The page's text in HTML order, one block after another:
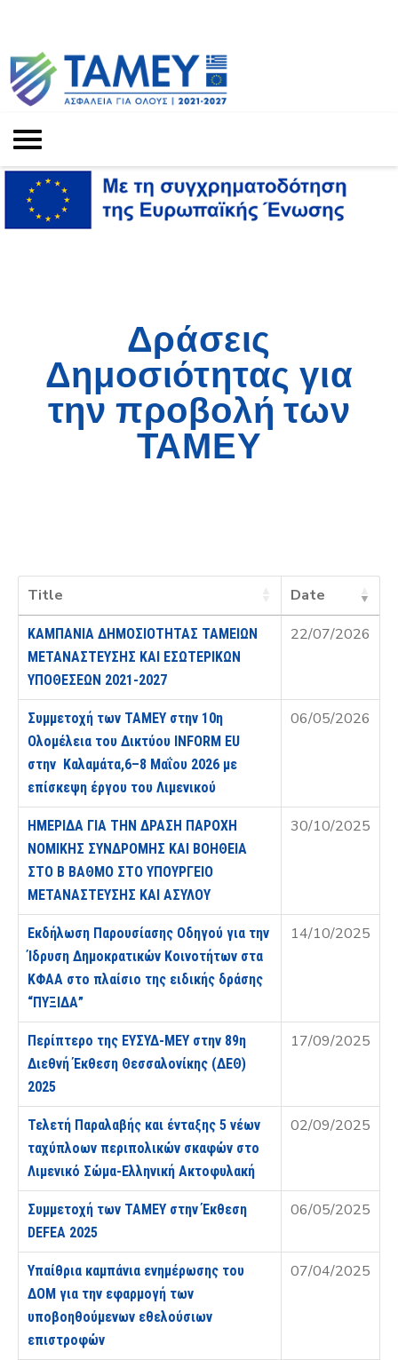
Δράσεις
Δημοσιότητας για
την προβολή των
ΤΑΜΕΥ
Title Date
ΚΑΜΠΑΝΙΑ ΔΗΜΟΣΙΟΤΗΤΑΣ ΤΑΜΕΙΩΝ
ΜΕΤΑΝΑΣΤΕΥΣΗΣ ΚΑΙ ΕΣΩΤΕΡΙΚΩΝ
ΥΠΟΘΕΣΕΩΝ 2021-2027
22/07/2026
Συμμετοχή των ΤΑΜΕΥ στην 10η
Ολομέλεια του Δικτύου INFORM ΕU
στην Καλαμάτα,6–8 Μαΐου 2026 με
επίσκεψη έργου του Λιμενικού
06/05/2026
ΗΜΕΡΙΔΑ ΓΙΑ ΤΗΝ ΔΡΑΣΗ ΠΑΡΟΧΗ
ΝΟΜΙΚΗΣ ΣΥΝΔΡΟΜΗΣ ΚΑΙ ΒΟΗΘΕΙΑ
ΣΤΟ Β ΒΑΘΜΟ ΣΤΟ ΥΠΟΥΡΓΕΙΟ
ΜΕΤΑΝΑΣΤΕΥΣΗΣ ΚΑΙ ΑΣΥΛΟΥ
30/10/2025
Εκδήλωση Παρουσίασης Οδηγού για την
Ίδρυση Δημοκρατικών Κοινοτήτων στα
ΚΦΑΑ στο πλαίσιο της ειδικής δράσης
“ΠΥΞΙΔΑ”
14/10/2025
Περίπτερο της ΕΥΣΥΔ-ΜΕΥ στην 89η
Διεθνή Έκθεση Θεσσαλονίκης (ΔΕΘ)
2025
17/09/2025
Τελετή Παραλαβής και ένταξης 5 νέων
ταχύπλοων περιπολικών σκαφών στο
Λιμενικό Σώμα-Ελληνική Ακτοφυλακή
02/09/2025
Συμμετοχή των ΤΑΜΕΥ στην Έκθεση
DEFEA 2025
06/05/2025
Υπαίθρια καμπάνια ενημέρωσης του
ΔΟΜ για την εφαρμογή των
υποβοηθούμενων εθελούσιων
επιστροφών
07/04/2025